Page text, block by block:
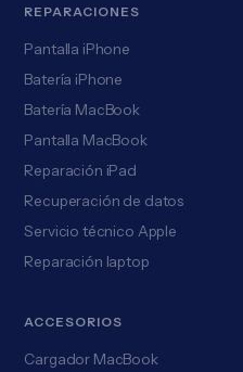
REPARACIONES
Pantalla iPhone
Batería iPhone
Batería MacBook
Pantalla MacBook
Reparación iPad
Recuperación de datos
Servicio técnico Apple
Reparación laptop
ACCESORIOS
Cargador MacBook